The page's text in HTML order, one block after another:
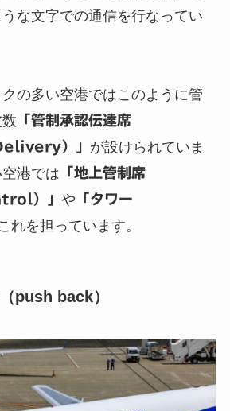
な文字での通信を行なってい
の多い空港ではこのように管
「管制承認伝達席
）」 が設けられていま
港では 「地上管制席
）」 や 「タワー
れを担っています。
push back）